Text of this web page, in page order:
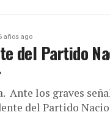
años ago
del Partido
Ante los graves
del Partido